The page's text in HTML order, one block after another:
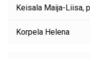
Keisala Maija-Liisa,
Korpela Helena